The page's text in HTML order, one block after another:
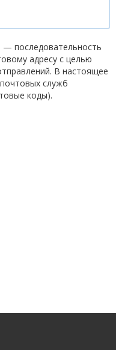
— последовательность
адресу с целью
В настоящее
служб
коды).